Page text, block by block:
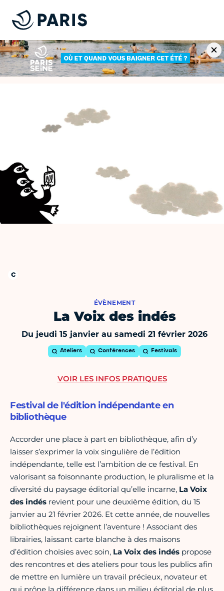
ÉVÈNEMENT
La Voix des indés
Du jeudi 15 janvier au samedi 21 février 2026
Ateliers Conférences Festivals
Festival de l'édition indépendante en
bibliothèque
Accorder une place à part en bibliothèque, afin d’y
laisser s’exprimer la voix singulière de l’édition
indépendante, telle est l’ambition de ce festival. En
valorisant sa foisonnante production, le pluralisme et la
diversité du paysage éditorial qu’elle incarne, La Voix
des indés revient pour une deuxième édition, du 15
janvier au 21 février 2026. Et cette année, de nouvelles
bibliothèques rejoignent l’aventure ! Associant des
librairies, laissant carte blanche à des maisons
d’édition choisies avec soin, La Voix des indés propose
des rencontres et des ateliers pour tous les publics afin
de mettre en lumière un travail précieux, novateur et
VOIR LES INFOS PRATIQUES